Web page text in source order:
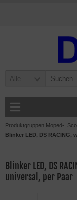
Alle
Produktgruppen Moped-,
Blinker LED, DS RACING,
Blinker LED, DS
universal, per Paar